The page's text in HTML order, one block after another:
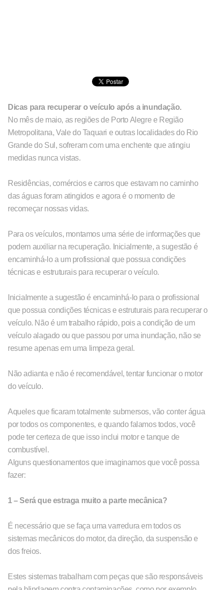
Dicas para recuperar o veículo após a inundação.
No mês de maio, as regiões de Porto Alegre e Região
Metropolitana, Vale do Taquari e outras localidades do Rio
Grande do Sul, sofreram com uma enchente que atingiu
medidas nunca vistas.
Residências, comércios e carros que estavam no caminho
das águas foram atingidos e agora é o momento de
recomeçar nossas vidas.
Para os veículos, montamos uma série de informações que
podem auxiliar na recuperação. Inicialmente, a sugestão é
encaminhá-lo a um profissional que possua condições
técnicas e estruturais para recuperar o veículo.
Inicialmente a sugestão é encaminhá-lo para o profissional
que possua condições técnicas e estruturais para recuperar o
veículo. Não é um trabalho rápido, pois a condição de um
veículo alagado ou que passou por uma inundação, não se
resume apenas em uma limpeza geral.
Não adianta e não é recomendável, tentar funcionar o motor
do veículo.
Aqueles que ficaram totalmente submersos, vão conter água
por todos os componentes, e quando falamos todos, você
pode ter certeza de que isso inclui motor e tanque de
combustível.
Alguns questionamentos que imaginamos que você possa
fazer:
1 – Será que estraga muito a parte mecânica?
É necessário que se faça uma varredura em todos os
sistemas mecânicos do motor, da direção, da suspensão e
dos freios.
Estes sistemas trabalham com peças que são responsáveis